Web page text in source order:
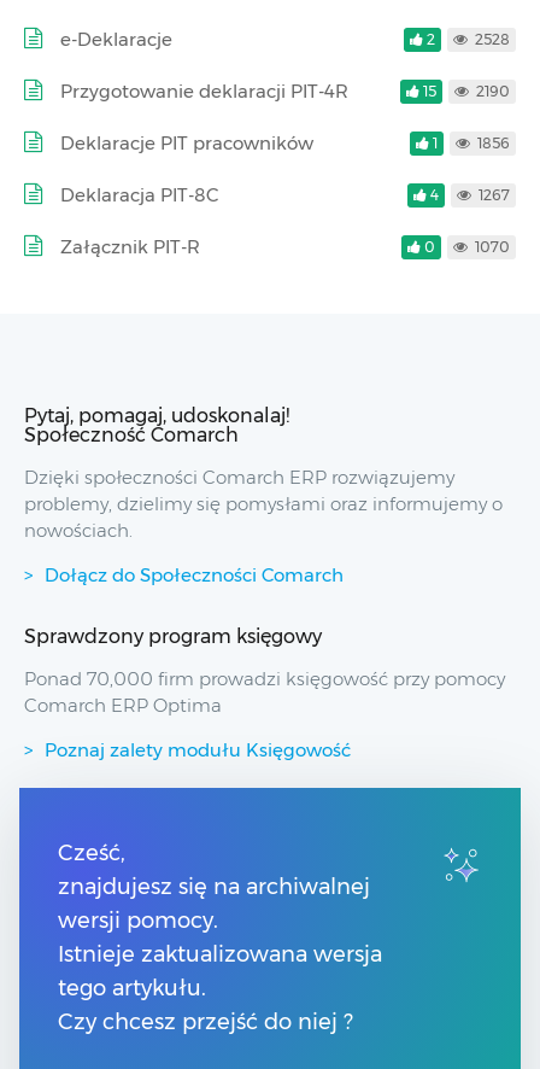
e-Deklaracje 2 2528
Przygotowanie deklaracji PIT-4R 15 2190
Deklaracje PIT pracowników 1 1856
Deklaracja PIT-8C 4 1267
Załącznik PIT-R 0 1070
Pytaj, pomagaj, udoskonalaj!
Społeczność Comarch
Dzięki społeczności Comarch ERP rozwiązujemy
problemy, dzielimy się pomysłami oraz informujemy o
nowościach.
Dołącz do Społeczności Comarch
Sprawdzony program księgowy
Ponad 70,000 firm prowadzi księgowość przy pomocy
Comarch ERP Optima
Poznaj zalety modułu Księgowość
Przydatne linki
Spis treści
Pomoc Comarch Betterfly
Pomoc Comarch e-Sklep
Pomoc Comarch HRM
Kontakt
Cześć,
znajdujesz się na archiwalnej
wersji pomocy.
Istnieje zaktualizowana wersja
tego artykułu.
Czy chcesz przejść do niej ?